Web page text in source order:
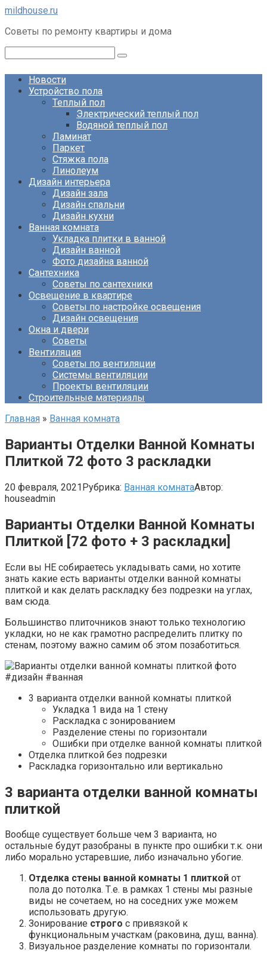
Перейти
контенту
mildhouse.ru
Советы по ремонту квартиры и дома
Новости
Устройство пола
Теплый пол
Электрический теплый пол
Водяной теплый пол
Ламинат
Паркет
Стяжка пола
Линолеум
Дизайн интерьера
Дизайн зала
Дизайн спальни
Дизайн кухни
Ванная комната
Укладка плитки в ванной
Дизайн ванной
Фото дизайна ванной
Сантехника
Советы по сантехники
Освещение в квартире
Советы по настройке освещения
Дизайн освещения
Окна и двери
Советы
Вентиляция
Советы по вентиляции
Системы вентиляции
Проекты вентиляции
Строительные материалы
Главная » Ванная комната
Варианты Отделки Ванной Комнаты
Плиткой 72 фото 3 раскладки
20 февраля, 2021Рубрика: Ванная комнатаАвтор:
houseadmin
Варианты Отделки Ванной Комнаты
Плиткой [72 фото + 3 раскладки]
Если вы НЕ собираетесь укладывать сами, но хотите
знать какие есть варианты отделки ванной комнаты
плиткой и как делать раскладку без подрезки на углах,
вам сюда.
Большинство плиточников знают только технологию
укладки, но не как грамотно распределить плитку по
стенам, поэтому важно самим об этом позаботиться.
3 варианта отделки ванной комнаты плиткой
Укладка 1 вида на 1 стену
Раскладка с зонированием
Разделение стены по горизонтали
Ошибки при отделке ванной комнаты плиткой
Отделка плиткой без подрезки
Раскладка горизонтально или вертикально
3 варианта отделки ванной комнаты
плиткой
Вообще существует больше чем 3 варианта, но
остальные будут разобраны в пункте про ошибки т.к. они
либо морально устаревшие, либо изначально убогие.
Отделка стены ванной комнаты 1 плиткой от
пола до потолка. Т.е. в рамках 1 стены мы разные
виды не сочетаем, но на соседних уже можем
использовать другую.
Зонирование строго с привязкой к
функциональным участкам (раковина, душ, ванна).
Визуальное разделение комнаты по горизонтали.